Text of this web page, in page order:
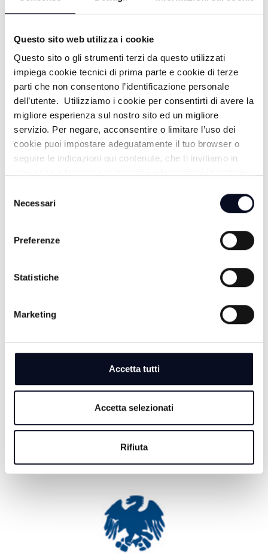
Questo sito web utilizza i cookie
Questo sito o gli strumenti terzi da questo utilizzati
impiega cookie tecnici di prima parte e cookie di terze
parti che non consentono l’identificazione personale
dell’utente. Utilizziamo i cookie per consentirti di avere la
migliore esperienza sul nostro sito ed un migliore
servizio. Per negare, acconsentire o limitare l’uso dei
cookie puoi impostare adeguatamente il tuo browser o
seguire le indicazioni qui contenute, che ti invitiamo in
delNecessari
Preferenze
Statistiche
Marketing
Accetta tutti
Accetta selezionati
Rifiuta
ALTRE NOTIZIE TUTTE LE NOTIZIE
7 AGOSTO 2026
RIMINI: Lotta alle dipendenze, Meloni e Macron in
visita insieme a San Patrignano
CALCIO: Fiori riapre il capitolo Cesena, "Voglio
dimostrare il mio valore" | VIDEO